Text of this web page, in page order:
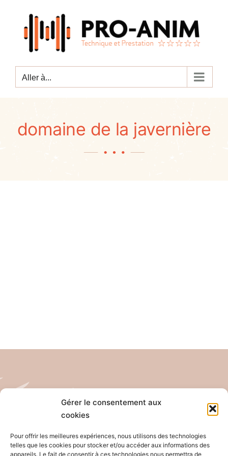
Gérer le consentement aux
cookies
Pour offrir les meilleures expériences, nous utilisons des technologies
telles que les cookies pour stocker et/ou accéder aux informations des
appareils. Le fait de consentir à ces technologies nous permettra de
contenu
Aller à...
domaine de la javernière
Tél: 04 26 65 32 19
Email: contact@pro-anim.com